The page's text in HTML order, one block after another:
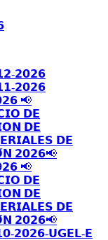
𝟮𝟬𝟮𝟲
𝟮𝟬𝟮𝟲
📢
𝗗𝗘
𝗗𝗘
𝗗𝗘
𝟮𝟬𝟮𝟲📢
📢
𝗗𝗘
𝗗𝗘
𝗗𝗘
𝟮𝟬𝟮𝟲📢
𝟮𝟬𝟮𝟲-𝗨𝗚𝗘𝗟-𝗘